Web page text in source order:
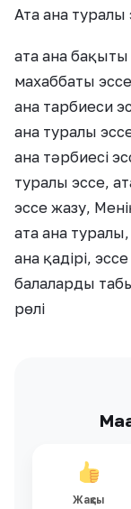
Ата ана туралы
ата ана бақыты
махаббаты
ана тарбиеси
ана туралы
ана тәрбиесі
туралы эссе,
эссе жазу,
ата ана туралы,
ана қадірі,
балаларды
рөлі
Жақсы